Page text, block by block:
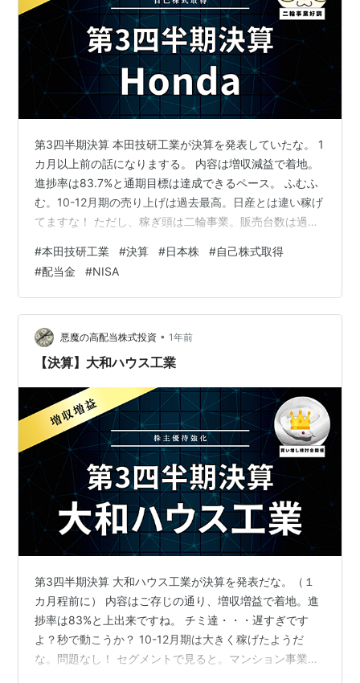
第3四半期決算 本田技研工業が決算を発表していたな。 1
カ月以上前の話になりまする。 内容は増収減益で着地。
進捗率は83.7%と通期目標は達成できるペース。 ふむふ
む。10-12月期の売り上げは過去最高。日産とは違い稼げ
てますな！ ただし、稼ぎ頭は二輪事業。販売台数は過去
業があるから。四輪が振るわなくてもカバーできるのが
強みですね。 四輪事業は5万台減の下方修正をしている
しな。 大ピンチですな・・・株主還元は大丈夫でしょう
かね？ 株主還元 配当金は年間68円を維持するようだ
な。 増ノ配はなしですか？ 今期の増配はないようです
ね。ただ、自己株式…
#本田技研工業 #決算 #日本株 #自己株式取得
#配当金 #NISA
悪魔の高配当株式投資 • 1年前
【決算】大和ハウス工業
第3四半期決算 大和ハウス工業が決算を発表だな。（１
カ月程前に） 内容はご存じの通り、増収増益で着地。進
捗率は83%と上出来ですね。 チミ達・・・遅すぎです
よ？秒で動こうか？ 10-12月期は大きく稼げたようだ
な。問題なし！ セグメントで見ると。マンション事業以